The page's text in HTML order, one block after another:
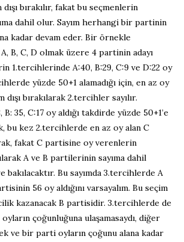
bırakılır, fakat bu seçmenlerin
dahil olur. Sayım herhangi bir partinin
kadar devam eder. Bir örnekle
B, C, D olmak üzere 4 partinin adayı
1.tercihlerinde A:40, B:29, C:9 ve D:22 oy
yüzde 50+1 alamadığı için, en az oy
dışı bırakılarak 2.tercihler sayılır.
35, C:17 oy aldığı takdirde yüzde 50+1’e
bu kez 2.tercihlerde en az oy alan C
fakat C partisine oy verenlerin
A ve B partilerinin sayıma dahil
Bu sayımda 3.tercihlerde A
56 oy aldığını varsayalım. Bu seçim
kazanacak B partisidir. 3.tercihlerde de
çoğunluğuna ulaşamasaydı, diğer
ve bir parti oyların çoğunu alana kadar